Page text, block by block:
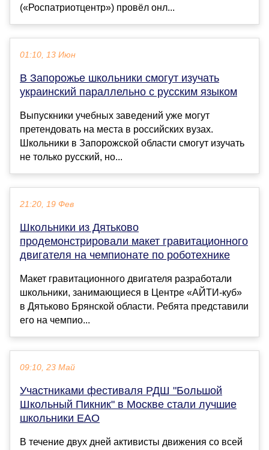
(«Роспатриотцентр») провёл онл...
01:10, 13 Июн
В Запорожье школьники смогут изучать
украинский параллельно с русским языком
Выпускники учебных заведений уже могут
претендовать на места в российских вузах.
Школьники в Запорожской области смогут изучать
не только русский, но...
21:20, 19 Фев
Школьники из Дятьково
продемонстрировали макет гравитационного
двигателя на чемпионате по роботехнике
Макет гравитационного двигателя разработали
школьники, занимающиеся в Центре «АЙТИ-куб»
в Дятьково Брянской области. Ребята представили
его на чемпио...
09:10, 23 Май
Участниками фестиваля РДШ "Большой
Школьный Пикник" в Москве стали лучшие
школьники ЕАО
В течение двух дней активисты движения со всей